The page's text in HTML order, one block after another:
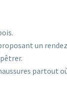
un
partout